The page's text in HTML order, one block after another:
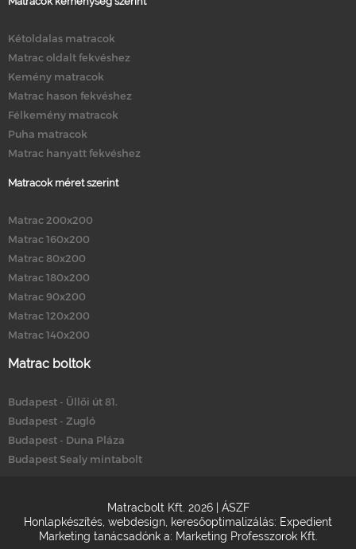
Kétoldalas matracok
Matrac oldalt fekvéshez
Kemény matracok
Matrac hason fekvéshez
Félkemény matracok
Puha matracok
Matrac hanyatt fekvéshez
Matracok méret szerint
Matrac 200x200
Matrac 160x200
Matrac 80x200
Matrac 180x200
Matrac 90x200
Matrac 120x200
Matrac 140x200
Matrac boltok
Budapest - Üllői út 81.
Budapest - Zugló
Budapest - Duna Pláza
Budapest Sealy mintabolt
Matracbolt Kft. 2026 | ÁSZF
Honlapkészítés webdesign keresőoptimalizálás: Expedient
Marketing tanácsadónk a: Marketing Professzorok Kft.